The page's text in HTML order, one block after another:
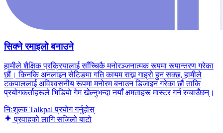
सिक्ने रमाइलो बनाउने
हामीले शैक्षिक प्रक्रियालाई साँच्चिकै मनोरञ्जनात्मक रूपमा रूपान्तरण गरेका
छौं। किनकि अनलाइन सेटिङमा गति कायम राख्न गाह्रो हुन सक्छ, हामीले
टकपाललाई अविश्वसनीय रूपमा मनोरम बनाउन डिजाइन गरेका छौं ताकि
प्रयोगकर्ताहरूले भिडियो गेम खेल्नुभन्दा नयाँ क्षमताहरू मास्टर गर्न रुचाउँछन्।
निःशुल्क Talkpal प्रयोग गर्नुहोस्
प्रवाहको लागि सजिलो बाटो